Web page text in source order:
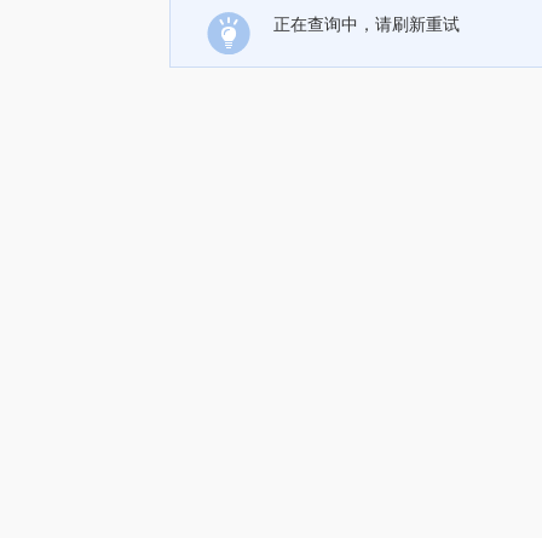
正在查询中，请刷新重试